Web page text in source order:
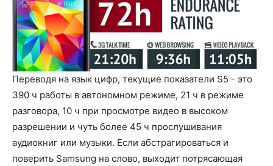
Переводя на язык цифр, текущие показатели S5 - это
390 ч работы в автономном режиме, 21 ч в режиме
разговора, 10 ч при просмотре видео в высоком
разрешении и чуть более 45 ч прослушивания
аудиокниг или музыки. Если абстрагироваться и
поверить Samsung на слово, выходит потрясающая